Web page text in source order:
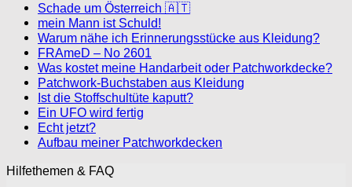
Schade um Österreich 🇦🇹
mein Mann ist Schuld!
Warum nähe ich Erinnerungsstücke aus Kleidung?
FRAmeD – No 2601
Was kostet meine Handarbeit oder Patchworkdecke?
Patchwork-Buchstaben aus Kleidung
Ist die Stoffschultüte kaputt?
Ein UFO wird fertig
Echt jetzt?
Aufbau meiner Patchworkdecken
Hilfethemen & FAQ